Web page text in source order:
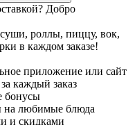
Добро
роллы, пиццу, вок,
в каждом заказе!
приложение или сайт
каждый заказ
бонусы
на любимые блюда
и скидками